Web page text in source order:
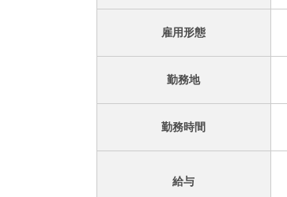
雇用形態
勤務地
勤務時間
給与